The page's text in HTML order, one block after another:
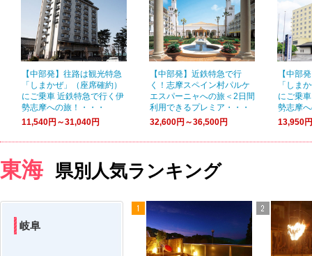
【中部発】往路は観光特急
「しまかぜ」（座席確約）
にご乗車 近鉄特急で行く伊
勢志摩への旅！・・・
11,540円～31,040円
【中部発】近鉄特急で行
く！志摩スペイン村パルケ
エスパーニャへの旅＜2日間
利用できるプレミア・・・
32,600円～36,500円
【中部
「しま
にご乗
勢志摩
13,950
東海 県別人気ランキング
岐阜